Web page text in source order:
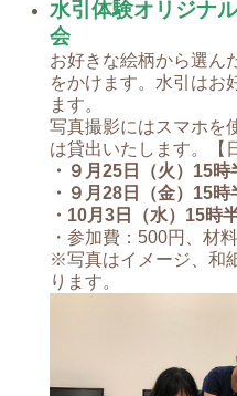
水引体験オリジナ
会
お好きな絵柄から選ん
をかけます。水引はお
ます。
写真撮影にはスマホを
は貸出いたします。【
・９月25日（火）15時
・９月28日（金）15時
・10月3日（水）15時
・参加費：500円、材
※写真はイメージ、和
ります。